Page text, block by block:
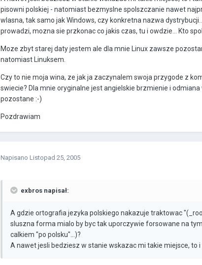
pisowni polskiej - natomiast bezmyslne spolszczanie nawet
wlasna, tak samo jak Windows, czy konkretna nazwa
prowadzi, mozna sie przkonac co jakis czas, tu i owdzie... Kto
Moze zbyt starej daty jestem ale dla mnie Linux zawsze
natomiast Linuksem.
Czy to nie moja wina, ze jak ja zaczynalem swoja przygode z
swiecie? Dla mnie oryginalne jest angielskie brzmienie i
pozostane :-)
Pozdrawiam
Napisano Listopad 25, 2005
exbros napisał:
A gdzie ortografia jezyka polskiego nakazuje traktowac
sluszna forma mialo by byc tak uporczywie forsowane na
calkiem "po polsku"...)?
A nawet jesli bedziesz w stanie wskazac mi takie miejsce, to